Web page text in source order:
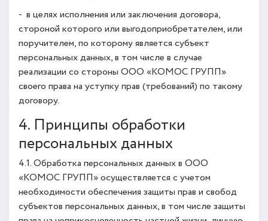
- в целях исполнения или заключения договора,
стороной которого или выгодоприобретателем, или
поручителем, по которому является субъект
персональных данных, в том числе в случае
реализации со стороны ООО «КОМОС ГРУПП»
своего права на уступку прав (требований) по такому
договору.
4. Принципы обработки
персональных данных
4.1. Обработка персональных данных в ООО
«КОМОС ГРУПП» осуществляется с учетом
необходимости обеспечения защиты прав и свобод
субъектов персональных данных, в том числе защиты